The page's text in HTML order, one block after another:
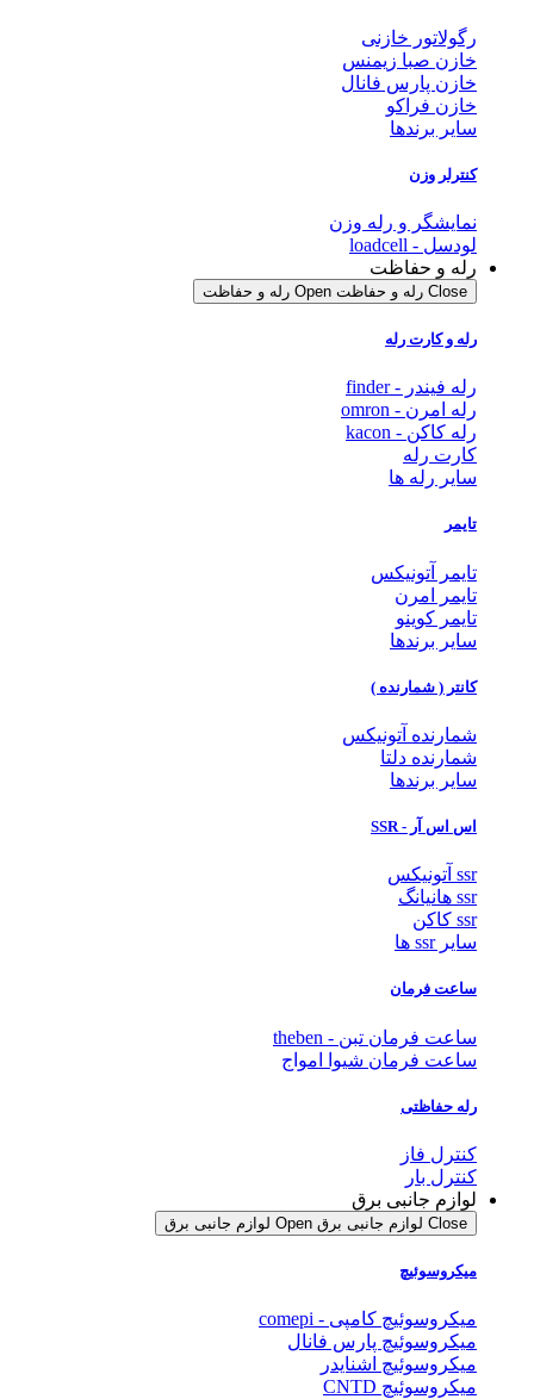
رگولاتور خازنی
خازن صبا زیمنس
خازن پارس فانال
خازن فراکو
سایر برندها
کنترلر وزن
نمایشگر و رله وزن
لودسل - loadcell
رله و حفاظت
Close رله و حفاظت Open رله و حفاظت
رله و کارت رله
رله فیندر - finder
رله امرن - omron
رله کاکن - kacon
کارت رله
سایر رله ها
تایمر
تایمر آتونیکس
تایمر امرن
تایمر کوینو
سایر برندها
کانتر ( شمارنده )
شمارنده آتونیکس
شمارنده دلتا
سایر برندها
اس اس آر - SSR
ssr آتونیکس
ssr هانیانگ
ssr کاکن
سایر ssr ها
ساعت فرمان
ساعت فرمان تبن - theben
ساعت فرمان شیوا امواج
رله حفاظتی
کنترل فاز
کنترل بار
لوازم جانبی برق
Close لوازم جانبی برق Open لوازم جانبی برق
میکروسوئیچ
میکروسوئیچ کامپی - comepi
میکروسوئیچ پارس فانال
میکروسوئیچ اشنایدر
میکروسوئیچ CNTD